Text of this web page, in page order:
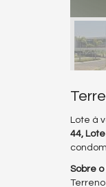
Lote à
44,
Sobre